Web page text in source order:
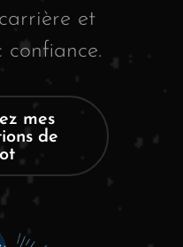
et
confiance.
mes
de